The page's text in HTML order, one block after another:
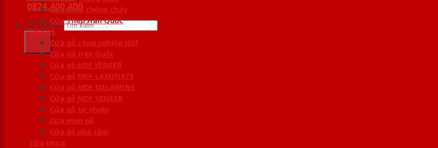
0824.400.400
Tìm kiếm:
Cửa thép chống cháy
Cửa Thép Hàn Quốc
Cửa gỗ
Cửa gỗ công nghiệp HDF
Cửa Gỗ Hàn Quốc
Cửa gỗ HDF VENEER
Cửa gỗ MDF LAMINATE
Cửa gỗ MDF MELAMINE
Cửa gỗ MDF VENEER
Cửa gỗ tự nhiên
Cửa vòm gỗ
Cửa gỗ nhà tắm
Cửa nhựa